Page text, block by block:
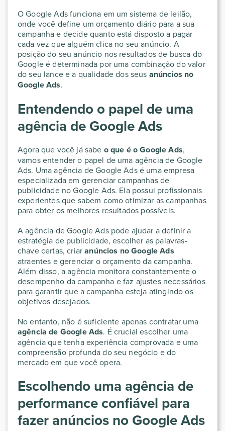
O Google Ads funciona em um sistema de leilão,
onde você define um orçamento diário para a sua
campanha e decide quanto está disposto a pagar
cada vez que alguém clica no seu anúncio. A
posição do seu anúncio nos resultados de busca do
Google é determinada por uma combinação do valor
do seu lance e a qualidade dos seus anúncios no
Google Ads.
Entendendo o papel de uma
agência de Google Ads
Agora que você já sabe o que é o Google Ads,
vamos entender o papel de uma agência de Google
Ads. Uma agência de Google Ads é uma empresa
especializada em gerenciar campanhas de
publicidade no Google Ads. Ela possui profissionais
experientes que sabem como otimizar as campanhas
para obter os melhores resultados possíveis.
A agência de Google Ads pode ajudar a definir a
estratégia de publicidade, escolher as palavras-
chave certas, criaranúncios no Google Ads
atraentes e gerenciar o orçamento da campanha.
Além disso, a agência monitora constantemente o
desempenho da campanha e faz ajustes necessários
para garantir que a campanha esteja atingindo os
objetivos desejados.
No entanto, não é suficiente apenas contratar uma
agência de Google Ads. É crucial escolher uma
agência que tenha experiência comprovada e uma
compreensão profunda do seu negócio e do
mercado em que você opera.
Escolhendo uma agência de
performance confiável para
fazer anúncios no Google Ads